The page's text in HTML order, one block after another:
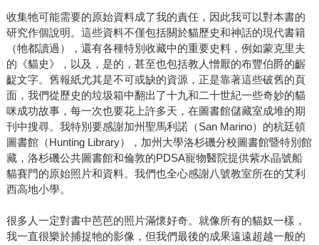
收集牠可能需要的原始資料成了我的責任，因此我可以對本書的
研究作個說明。這些資料不僅包括關於貓歷史和神話的現代書籍
（牠都讀過），還有各種特別收藏中的重要史料，例如蒙克里夫
的《貓史》，以及，是的，甚至也包括教人憎厭的布豐伯爵的齷
齪文字。舊報紙尤其是不可或缺的資源，正是靠著這些破舊的頁
面，我們從歷史的垃圾箱中翻出了十九和二十世紀一些奇妙的貓
咪成功故事，每一次也要花上許多天，在圖書館儲藏室成堆的期
刊中搜尋。我特別要感謝加州聖馬利諾（San Marino）的杭廷頓
圖書館（Hunting Library），加州大學洛杉磯分校圖書館暨特別館
藏，洛杉磯公共圖書館和倫敦的PDSA寵物醫院提供紫水晶號船
貓賽門的原始照片和資料。我們也全心感謝八號教室所在的艾利
西高地小學。
很多人一定對書中芭芭的照片滿懷好奇。就像所有的貓奴一樣，
我一直很樂於捕捉牠的影像，但我們最後的成果遠遠超越一般的